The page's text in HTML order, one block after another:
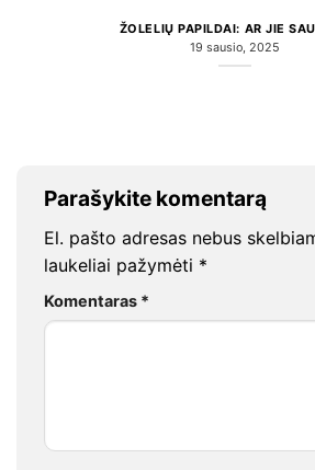
ŽOLELIŲ PAPILDAI: AR JIE
19 sausio, 2025
Parašykite komentarą
El. pašto adresas nebus
laukeliai pažymėti *
Komentaras *